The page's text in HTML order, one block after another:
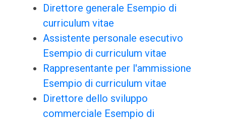
Direttore generale Esempio di
curriculum vitae
Assistente personale esecutivo
Esempio di curriculum vitae
Rappresentante per l'ammissione
Esempio di curriculum vitae
Direttore dello sviluppo
commerciale Esempio di